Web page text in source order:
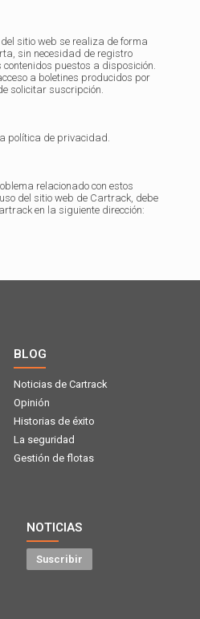
sitio web se realiza de forma
sin necesidad de registro
puestos a disposición.
a boletines producidos por
solicitar suscripción.
política de privacidad.
relacionado con estos
del sitio web de Cartrack, debe
en la siguiente dirección:
BLOG
Noticias de Cartrack
Opinión
Historias de éxito
La seguridad
Gestión de flotas
NOTICIAS
Suscribir